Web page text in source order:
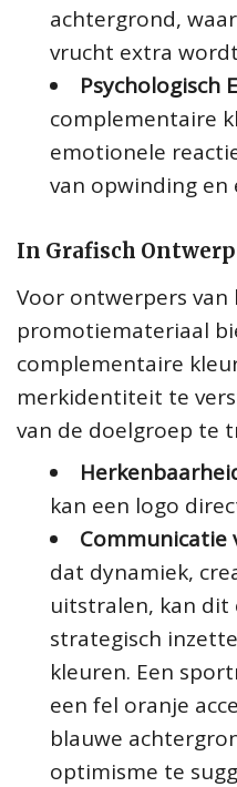
achtergrond,
vrucht extra
Psychologisch
complementaire
emotionele
van opwinding
In Grafisch
Voor ontwerpers van
promotiemateriaal
complementaire
merkidentiteit te
van de doelgroep te
kan een logo
Communicatie
dat dynamiek,
uitstralen, kan
strategisch
kleuren. Een
een fel oranje
blauwe
optimisme te